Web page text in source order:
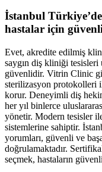
İstanbul
hastalar için
Evet, akredite edilmiş
saygın diş kliniği tesisleri
güvenlidir. Vitrin Clinic
sterilizasyon protokolleri
korur. Deneyimli diş
her yıl binlerce
yönetir. Modern tesisler
sistemlerine sahiptir.
yorumları, güvenli ve
doğrulamaktadır.
seçmek, hastaların